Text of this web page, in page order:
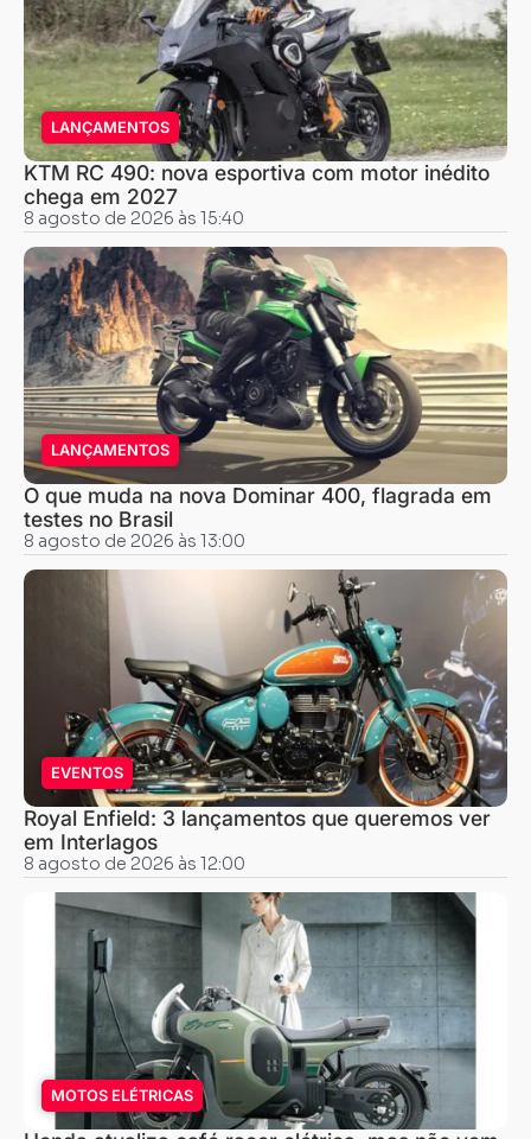
LANÇAMENTOS
KTM RC 490: nova esportiva com motor inédito
chega em 2027
8 agosto de 2026 às 15:40
LANÇAMENTOS
O que muda na nova Dominar 400, flagrada em
testes no Brasil
8 agosto de 2026 às 13:00
EVENTOS
Royal Enfield: 3 lançamentos que queremos ver
em Interlagos
8 agosto de 2026 às 12:00
MOTOS ELÉTRICAS